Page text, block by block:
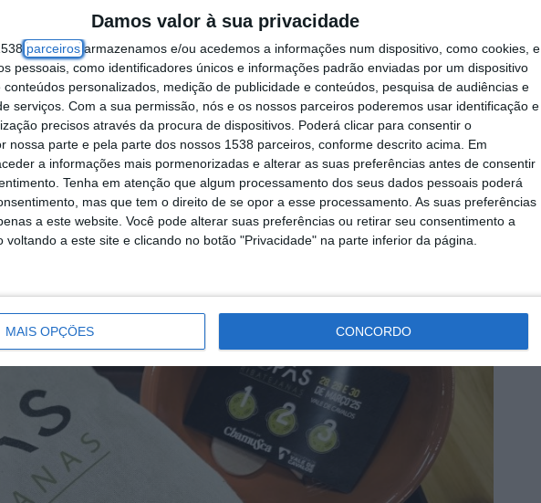
Damos valor à sua privacidade
parceirosarmazenamos e/ou acedemos a informações num dispositivo, como cookies, e
pessoais, como identificadores únicos e informações padrão enviadas por um dispositivo
conteúdos personalizados, medição de publicidade e conteúdos, pesquisa de audiências e
serviços. Com a sua permissão, nós e os nossos parceiros poderemos usar identificação e
precisos através da procura de dispositivos. Poderá clicar para consentir o
nossa parte e pela parte dos nossos 1538 parceiros, conforme descrito acima. Em
a informações mais pormenorizadas e alterar as suas preferências antes de consentir
Tenha em atenção que algum processamento dos seus dados pessoais poderá
mas que tem o direito de se opor a esse processamento. As suas preferências
a este website. Você pode alterar suas preferências ou retirar seu consentimento a
voltando a este site e clicando no botão "Privacidade" na parte inferior da página.
MAIS OPÇÕES CONCORDO
concelho da Chamusca passa muito por promover “o que
mas também “o território” no seu todo, destacando o
a comunidade que neste caso se juntou para promover o
igualmente para a mostra e venda de produtos de